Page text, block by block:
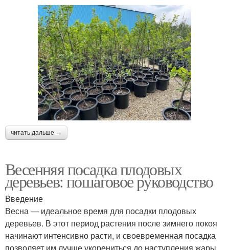
читать дальше →
Весенняя посадка плодовых
деревьев: пошаговое руководство
Введение
Весна — идеальное время для посадки плодовых
деревьев. В этот период растения после зимнего покоя
начинают интенсивно расти, и своевременная посадка